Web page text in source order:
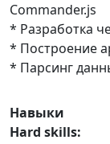
Commander.js
* Разработка
* Построение
* Парсинг
Навыки
Hard skills: